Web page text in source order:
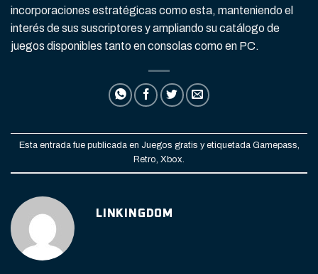
incorporaciones estratégicas como esta, manteniendo el
interés de sus suscriptores y ampliando su catálogo de
juegos disponibles tanto en consolas como en PC.
Esta entrada fue publicada en Juegos gratis y etiquetada Gamepass,
Retro, Xbox.
LINKINGDOM